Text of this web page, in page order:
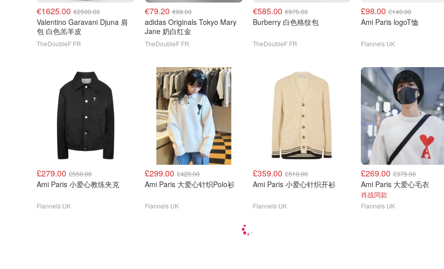
€1625.00 €2500.00
Valentino Garavani Djuna 肩
包 白色羔羊皮
TheDoubleF FR
€79.20 €99.00
adidas Originals Tokyo Mary
Jane 奶白红金
TheDoubleF FR
€585.00 €975.00
Burberry 白色格纹包
TheDoubleF FR
£98.00 £140.00
Ami Paris logoT恤
Flannels UK
£279.00 £550.00
Ami Paris 小爱心教练夹克
Flannels UK
£299.00 £420.00
Ami Paris 大爱心针织Polo衫
Flannels UK
£359.00 £510.00
Ami Paris 小爱心针织开衫
Flannels UK
£269.00 £375.00
Ami Paris 大爱心毛衣
肖战同款
Flannels UK